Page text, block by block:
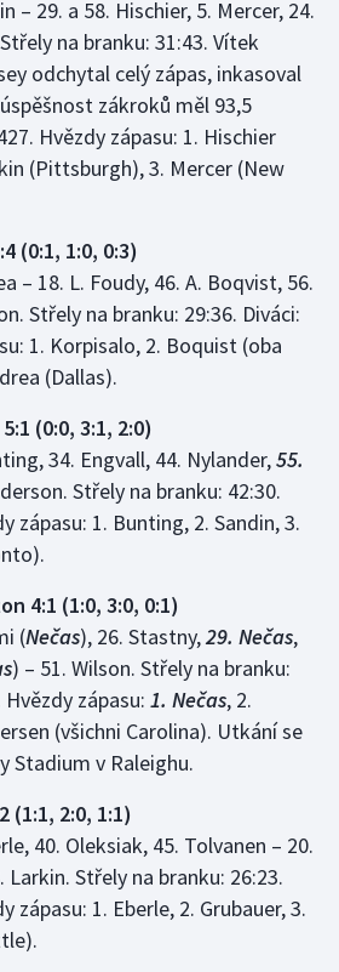
– 29. a 58. Hischier, 5. Mercer, 24.
na branku: 31:43. Vítek
odchytal celý zápas, inkasoval
zákroků měl 93,5
Hvězdy zápasu: 1. Hischier
(Pittsburgh), 3. Mercer (New
(0:1, 1:0, 0:3)
– 18. L. Foudy, 46. A. Boqvist, 56.
Střely na branku: 29:36. Diváci:
1. Korpisalo, 2. Boquist (oba
(Dallas).
(0:0, 3:1, 2:0)
34. Engvall, 44. Nylander,55.
Střely na branku: 42:30.
zápasu: 1. Bunting, 2. Sandin, 3.
4:1 (1:0, 3:0, 0:1)
(Nečas), 26. Stastny,29. Nečas,
) – 51. Wilson. Střely na branku:
zápasu: 1. Nečas, 2.
(všichni Carolina). Utkání se
Stadium v Raleighu.
2:0, 1:1)
40. Oleksiak, 45. Tolvanen – 20.
Larkin. Střely na branku: 26:23.
zápasu: 1. Eberle, 2. Grubauer, 3.